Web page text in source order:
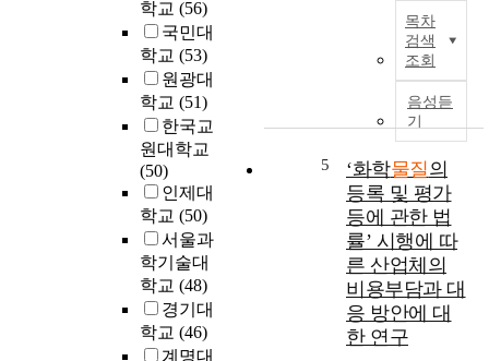
학교 (56)
국민대
학교 (53)
원광대
학교 (51)
한국교
원대학교
(50)
인제대
학교 (50)
서울과
학기술대
학교 (48)
경기대
학교 (46)
계명대
b
e
목차
검색
조회
음성듣
기
5 ‘화학물질의
등록 및 평가
등에 관한 법
률’ 시행에 따
른 산업체의
비용부담과 대
응 방안에 대
한 연구